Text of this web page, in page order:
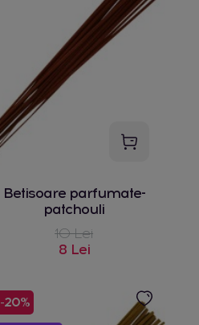
Betisoare parfumate-
patchouli
10 Lei
8 Lei
-20%